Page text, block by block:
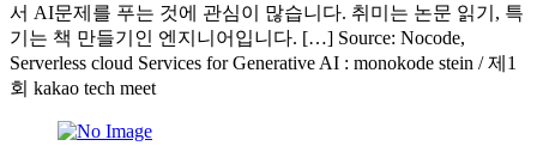
서 AI문제를 푸는 것에 관심이 많습니다. 취미는 논문 읽기, 특
기는 책 만들기인 엔지니어입니다. […] Source: Nocode,
Serverless cloud Services for Generative AI : monokode stein / 제1
회 kakao tech meet